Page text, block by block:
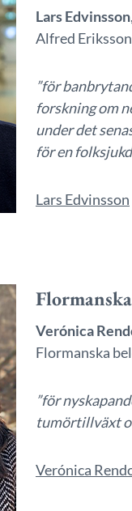
Lars Edvinsson
Alfred
”för
forskning om
under det
för en
Lars Edvinsson
Verónica
Flormanska
”för
tumörtillväxt
Verónica